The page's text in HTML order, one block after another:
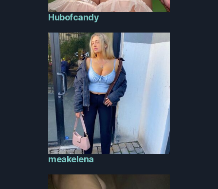
Hubofcandy
meakelena